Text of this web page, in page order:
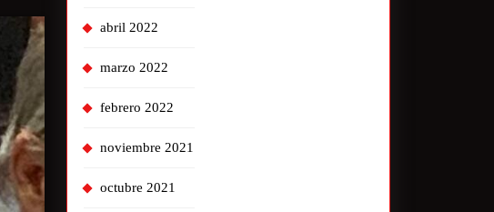
abril 2022
marzo 2022
febrero 2022
noviembre 2021
octubre 2021